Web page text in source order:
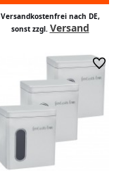
Versandkostenfrei nach DE,
sonst zzgl. Versand